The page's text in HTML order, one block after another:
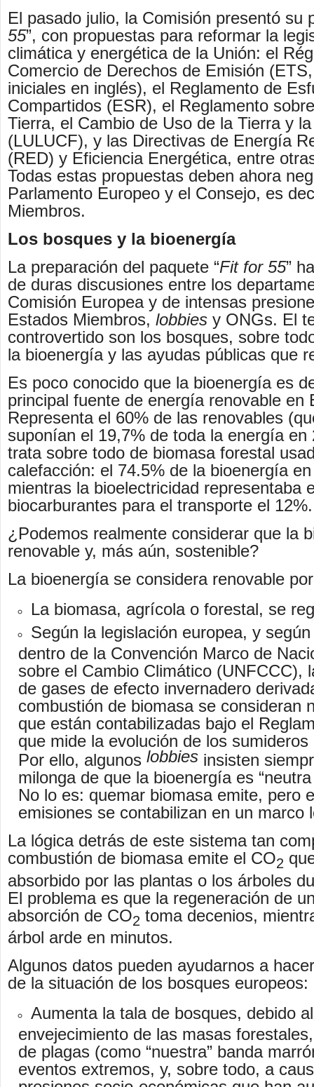
El pasado julio, la Comisión presentó su
55”, con propuestas para reformar la
climática y energética de la Unión: el
Comercio de Derechos de Emisión
iniciales en inglés), el Reglamento de
Compartidos (ESR), el Reglamento
Tierra, el Cambio de Uso de la Tierra y
(LULUCF), y las Directivas de Energía
(RED) y Eficiencia Energética, entre
Todas estas propuestas deben ahora
Parlamento Europeo y el Consejo, es
Miembros.
Los bosques y la bioenergía
La preparación del paquete “Fit for 55”
de duras discusiones entre los
Comisión Europea y de intensas
Estados Miembros, lobbies y ONGs. El
controvertido son los bosques, sobre
la bioenergía y las ayudas públicas que
Es poco conocido que la bioenergía es
principal fuente de energía renovable en
Representa el 60% de las renovables
suponían el 19,7% de toda la energía en
trata sobre todo de biomasa forestal
calefacción: el 74.5% de la bioenergía
mientras la bioelectricidad representaba
biocarburantes para el transporte el 12%.
¿Podemos realmente considerar que la
renovable y, más aún, sostenible?
La bioenergía se considera renovable
La biomasa, agrícola o forestal, se
Según la legislación europea, y
dentro de la Convención Marco de
sobre el Cambio Climático (UNFCCC),
de gases de efecto invernadero
combustión de biomasa se consideran
que están contabilizadas bajo el
que mide la evolución de los sumideros
Por ello, algunos lobbies insisten
milonga de que la bioenergía es
No lo es: quemar biomasa emite, pero
emisiones se contabilizan en un marco
La lógica detrás de este sistema tan
combustión de biomasa emite el CO2
absorbido por las plantas o los árboles
El problema es que la regeneración de
absorción de CO2 toma decenios,
árbol arde en minutos.
Algunos datos pueden ayudarnos a
de la situación de los bosques europeos:
Aumenta la tala de bosques, debido al
envejecimiento de las masas
de plagas (como “nuestra” banda
eventos extremos, y, sobre todo, a